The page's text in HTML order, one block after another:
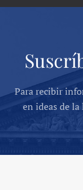
Para recibir
en ideas de